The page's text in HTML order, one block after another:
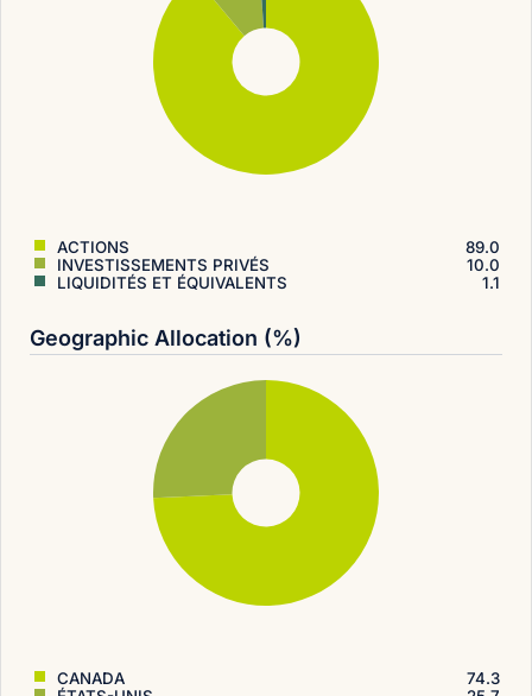
ACTIONS
89.0
INVESTISSEMENTS PRIVÉS
10.0
LIQUIDITÉS ET ÉQUIVALENTS
1.1
Geographic Allocation (%)
CANADA
74.3